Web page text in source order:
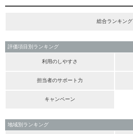
総合ランキング
評価項目別ランキング
利用のしやすさ
担当者のサポート力
キャンペーン
地域別ランキング